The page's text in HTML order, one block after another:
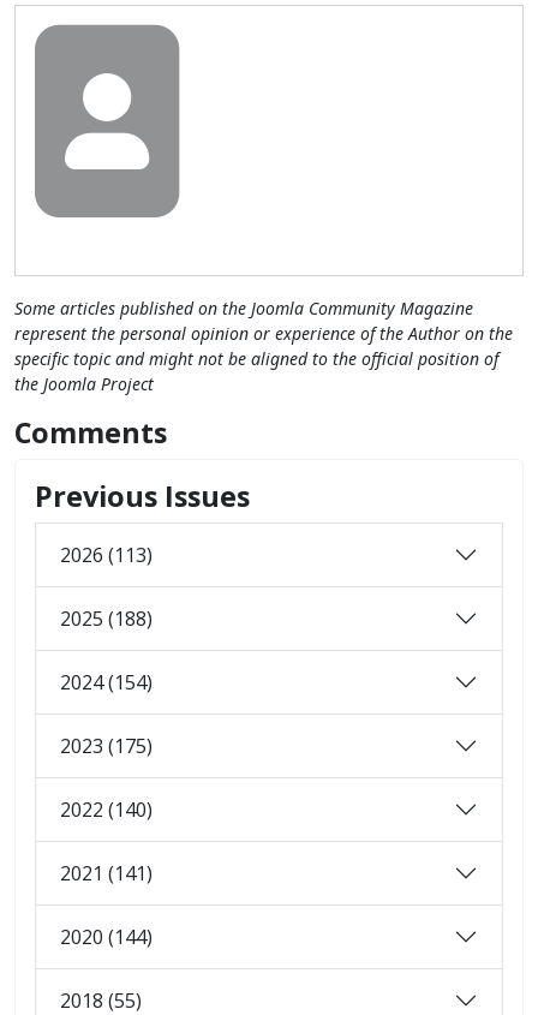
Some articles published on the Joomla Community Magazine
represent the personal opinion or experience of the Author on the
specific topic and might not be aligned to the official position of
the Joomla Project
Comments
Previous Issues
2026 (113)
2025 (188)
2024 (154)
2023 (175)
2022 (140)
2021 (141)
2020 (144)
2018 (55)